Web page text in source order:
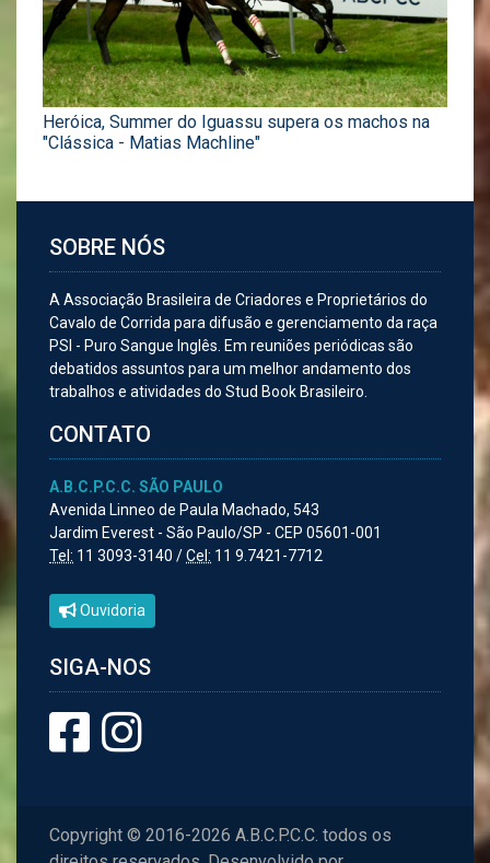
Heróica, Summer do Iguassu supera os machos na
"Clássica - Matias Machline"
SOBRE NÓS
A Associação Brasileira de Criadores e Proprietários do
Cavalo de Corrida para difusão e gerenciamento da raça
PSI - Puro Sangue Inglês. Em reuniões periódicas são
debatidos assuntos para um melhor andamento dos
trabalhos e atividades do Stud Book Brasileiro.
CONTATO
A.B.C.P.C.C. SÃO PAULO
Avenida Linneo de Paula Machado, 543
Jardim Everest - São Paulo/SP - CEP 05601-001
Tel: 11 3093-3140 /Cel: 11 9.7421-7712
Ouvidoria
SIGA-NOS
Copyright © 2016-2026 A.B.C.P.C.C. todos os